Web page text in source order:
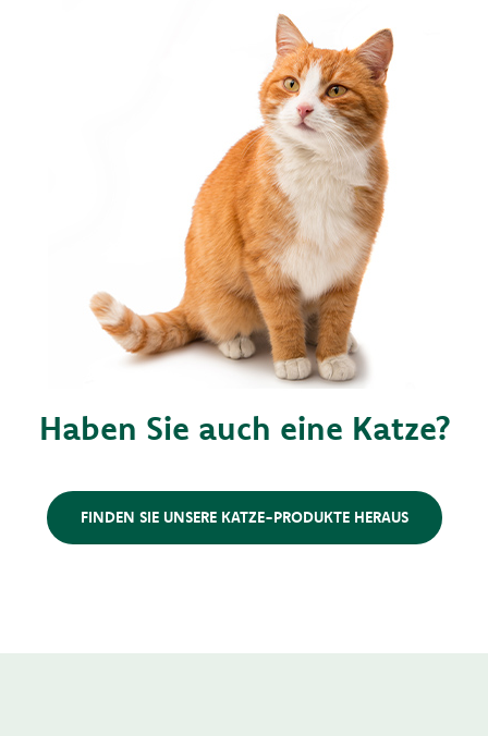
Haben Sie auch eine Katze?
FINDEN SIE UNSERE KATZE-PRODUKTE HERAUS